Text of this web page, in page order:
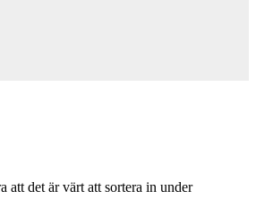
att det är värt att sortera in under